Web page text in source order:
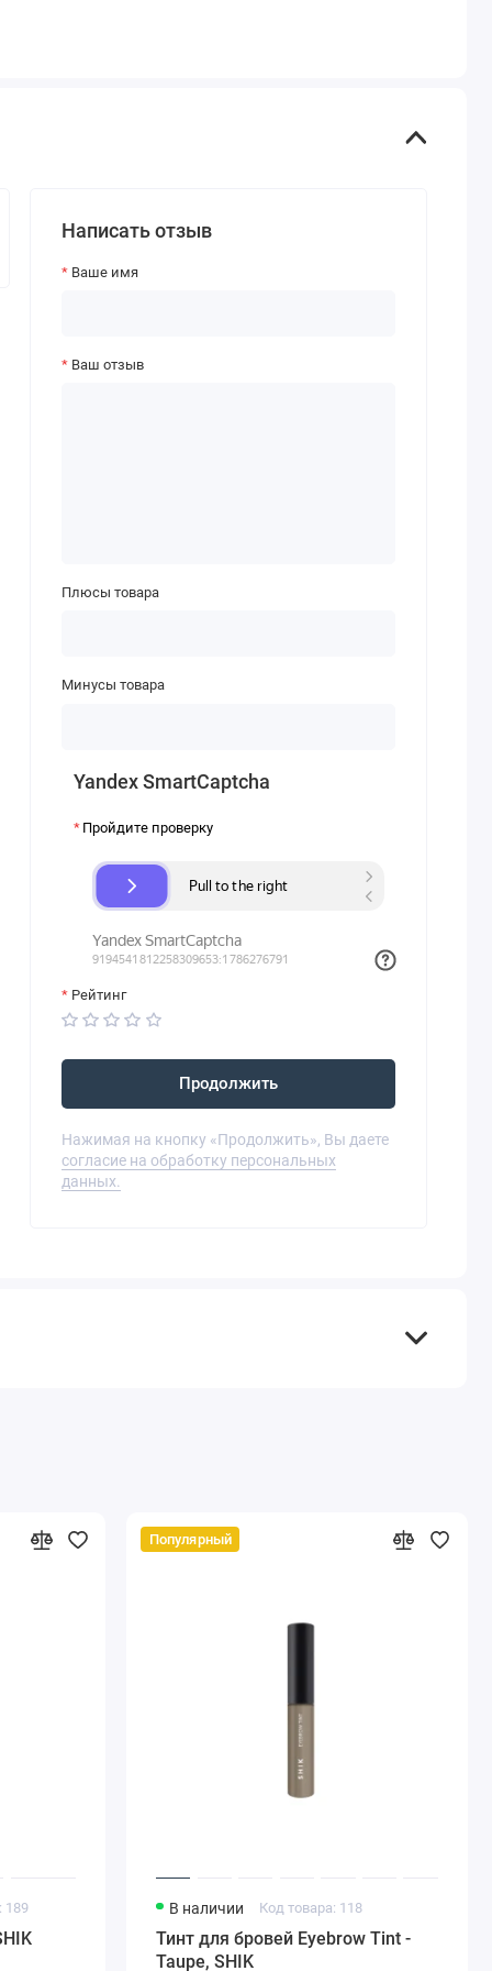
Написать отзыв
Ваше имя
Ваш отзыв
Плюсы товара
Минусы товара
Yandex SmartCaptcha
Пройдите проверку
Рейтинг
Продолжить
Нажимая на кнопку «Продолжить», Вы даете
согласие на обработку персональных
данных.
189
Популярный
В наличии Код товара: 118
Тинт для бровей Eyebrow Tint -
Taupe, SHIK